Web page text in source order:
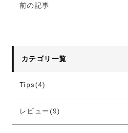
前の記事
カテゴリ一覧
Tips(4)
レビュー(9)